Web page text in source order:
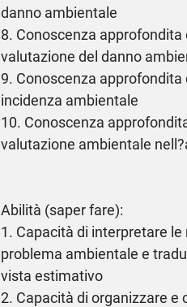
danno ambientale
8. Conoscenza
valutazione del danno
9. Conoscenza
incidenza ambientale
10. Conoscenza
valutazione ambientale
Abilità (saper fare):
1. Capacità di interpretare
problema ambientale e
vista estimativo
2. Capacità di organizzare